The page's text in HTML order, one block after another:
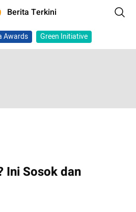
Berita Terkini
Awards Green Initiative
Ini Sosok dan